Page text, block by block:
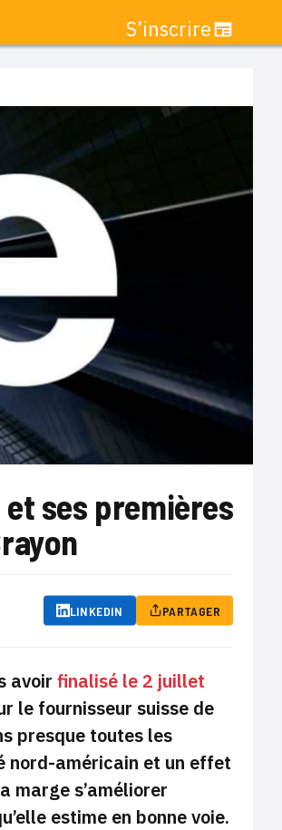
S’inscrire
ses premières
LINKEDIN PARTAGER
avoir finalisé le 2 juillet
le fournisseur suisse de
presque toutes les
nord-américain et un effet
marge s’améliorer
estime en bonne voie.